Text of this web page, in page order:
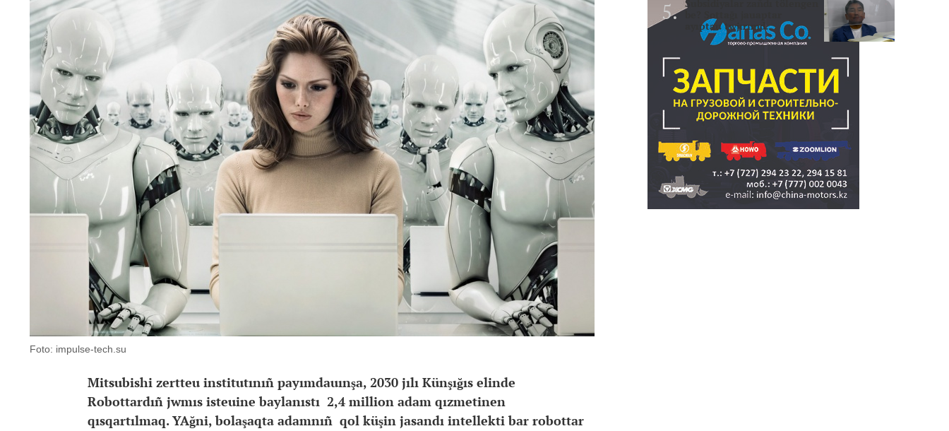
Foto: impulse-tech.su
Mitsubishi zertteu institutınıñ payımdauınşa, 2030 jılı Künşığıs elinde
Robottardıñ jwmıs isteuine baylanıstı 2,4 million adam qızmetinen
qısqartılmaq. YAğni, bolaşaqta adamnıñ qol küşin jasandı intellekti bar robottar
Subsidiyalar zañdı tölengen
ayıptau twjırımd..